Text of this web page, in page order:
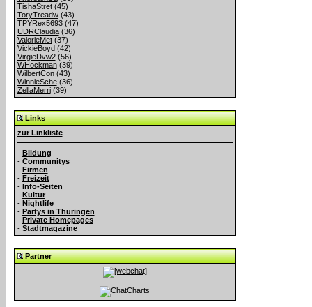
TishaStret(45)
ToryTreadw(43)
TPYRex5693(47)
UDRClaudia(36)
ValorieMet(37)
VickieBoyd(42)
VirgieDvw2(56)
WHockman(39)
WilbertCon(43)
WinnieSche(36)
ZellaMerri(39)
Links
zur Linkliste
- Bildung
- Communitys
- Firmen
- Freizeit
- Info-Seiten
- Kultur
- Nightlife
- Partys in Thüringen
- Private Homepages
- Stadtmagazine
Partner